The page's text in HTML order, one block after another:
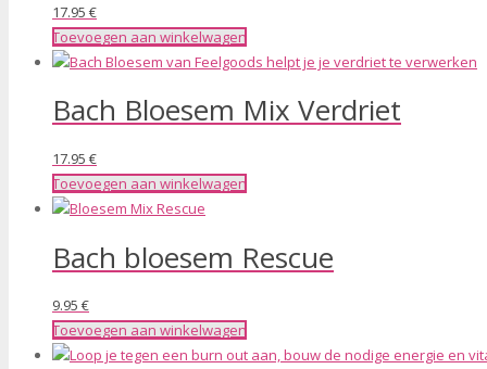
17.95 €
Toevoegen aan winkelwagen
Bach Bloesem Mix Verdriet
17.95 €
Toevoegen aan winkelwagen
Bach bloesem Rescue
9.95 €
Toevoegen aan winkelwagen